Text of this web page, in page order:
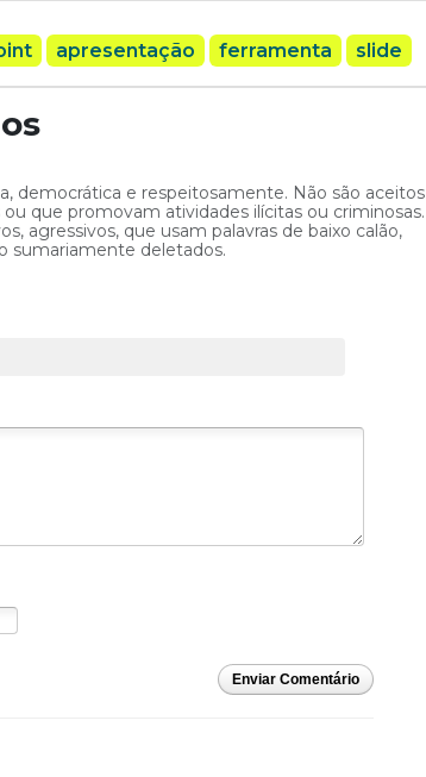
apresentação ferramenta slide
democrática e respeitosamente. Não são aceitos
que promovam atividades ilícitas ou criminosas.
agressivos, que usam palavras de baixo calão,
sumariamente deletados.
Enviar Comentário